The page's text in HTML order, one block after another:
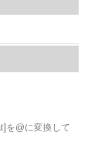
@に変換して